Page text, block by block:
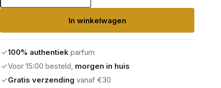
Gun
Toilette
aantal
In winkelwagen
✓100% authentiek parfum
✓Voor 15:00 besteld, morgen in huis
✓Gratis verzending vanaf €30